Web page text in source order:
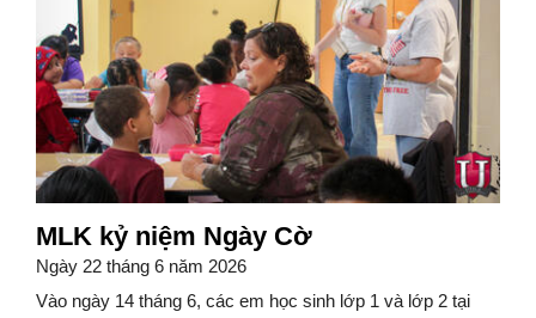
MLK kỷ niệm Ngày Cờ
Ngày 22 tháng 6 năm 2026
Vào ngày 14 tháng 6, các em học sinh lớp 1 và lớp 2 tại